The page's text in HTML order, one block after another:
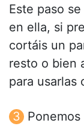
Este paso
en ella, si
cortáis un
resto o bien
para usarlas